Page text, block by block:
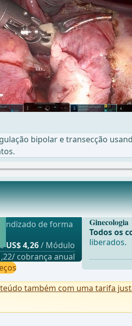
bipolar e transecção
para obse
de forma
US$ 4,26/ Módulo
cobrança anual
Ginecologia
Todos os
liberados.
também com uma tarifa